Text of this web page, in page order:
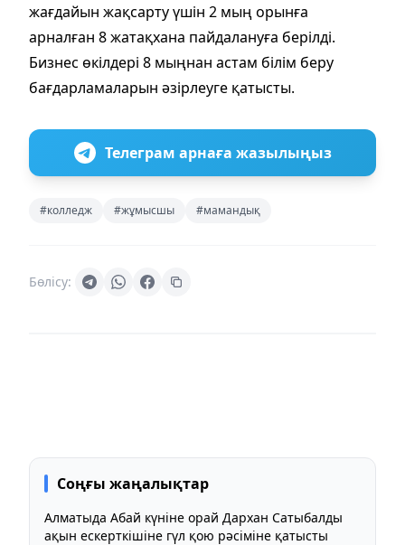
жағдайын жақсарту үшін 2 мың орынға
арналған 8 жатақхана пайдалануға берілді.
Бизнес өкілдері 8 мыңнан астам білім беру
бағдарламаларын әзірлеуге қатысты.
Телеграм арнаға жазылыңыз
#колледж #жұмысшы #мамандық
Бөлісу:
Соңғы жаңалықтар
Алматыда Абай күніне орай Дархан Сатыбалды
ақын ескерткішіне гүл қою рәсіміне қатысты